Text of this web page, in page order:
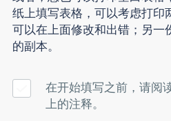
纸上填写表格，可以考虑打印
可以在上面修改和出错；另一
的副本。
在开始填写之前，请阅
上的注释。